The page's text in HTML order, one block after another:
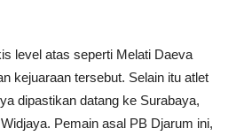
level atas seperti Melati Daeva
kejuaraan tersebut. Selain itu atlet
dipastikan datang ke Surabaya,
Pemain asal PB Djarum ini,